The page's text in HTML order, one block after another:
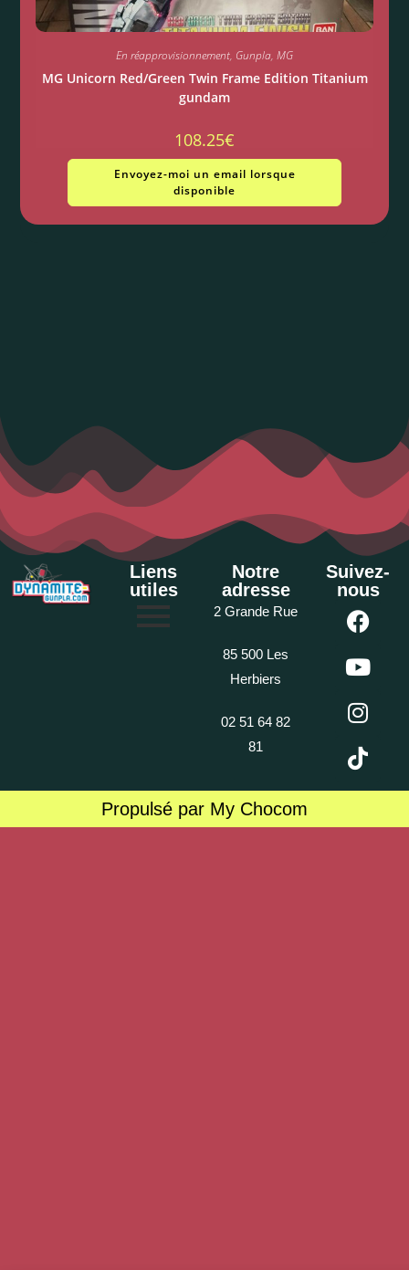
En réapprovisionnement, Gunpla, MG
MG Unicorn Red/Green Twin Frame Edition Titanium
gundam
108.25€
Envoyez-moi un email lorsque
disponible
Liens
utiles
Notre
adresse
2 Grande Rue
85 500 Les
Herbiers
02 51 64 82
81
Suivez-
nous
Propulsé par My Chocom